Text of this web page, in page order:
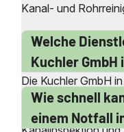
Kanal- und
Welche
Kuchler GmbH
Die Kuchler GmbH
Palette von
professionelle
Wie schnell
einem Notfall